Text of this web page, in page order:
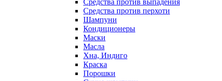
Средства против выпадения
Средства против перхоти
Шампуни
Кондиционеры
Маски
Масла
Хна, Индиго
Краска
Порошки